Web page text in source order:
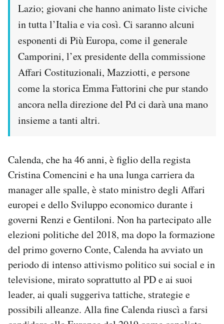
Lazio; giovani che hanno animato liste civiche
in tutta l’Italia e via così. Ci saranno alcuni
esponenti di Più Europa, come il generale
Camporini, l’ex presidente della commissione
Affari Costituzionali, Mazziotti, e persone
come la storica Emma Fattorini che pur stando
ancora nella direzione del Pd ci darà una mano
insieme a tanti altri.
Calenda, che ha 46 anni, è figlio della regista
Cristina Comencini e ha una lunga carriera da
manager alle spalle, è stato ministro degli Affari
europei e dello Sviluppo economico durante i
governi Renzi e Gentiloni. Non ha partecipato alle
elezioni politiche del 2018, ma dopo la formazione
del primo governo Conte, Calenda ha avviato un
periodo di intenso attivismo politico sui social e in
televisione, mirato soprattutto al PD e ai suoi
leader, ai quali suggeriva tattiche, strategie e
possibili alleanze. Alla fine Calenda riuscì a farsi